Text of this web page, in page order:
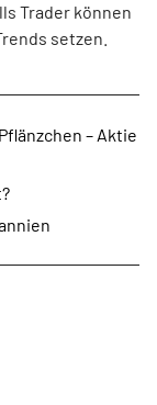
Trader können
setzen.
– Aktie